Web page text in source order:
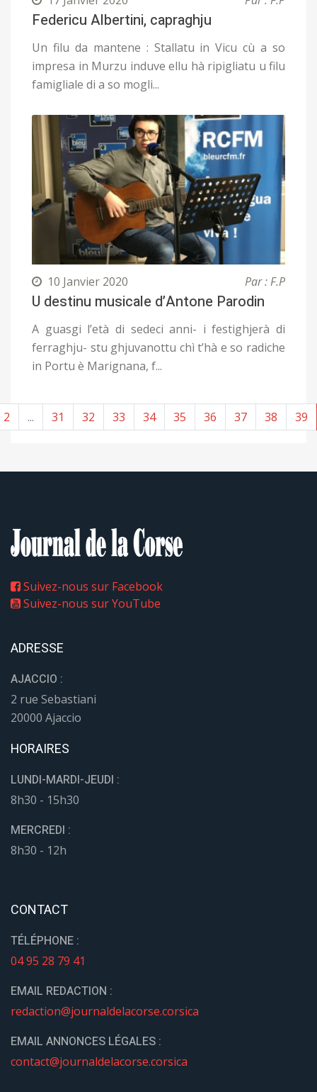
Federicu Albertini, capraghju
Un filu da mantene : Stallatu in Vicu cù a so
impresa in Murzu induve ellu hà ripigliatu u filu
famigliale di a so mogli...
10 Janvier 2020 Par : F.P
U destinu musicale d’Antone Parodin
A guasgi l’età di sedeci anni- i festighjerà di
ferraghju- stu ghjuvanottu chì t’hà e so radiche
in Portu è Marignana, f...
2 ... 31 32 33 34 35 36 37 38 39
Suivez-nous sur Facebook
Suivez-nous sur YouTube
ADRESSE
AJACCIO :
2 rue Sebastiani
20000 Ajaccio
HORAIRES
LUNDI-MARDI-JEUDI :
8h30 - 15h30
MERCREDI :
8h30 - 12h
CONTACT
TÉLÉPHONE :
04 95 28 79 41
EMAIL REDACTION :
redaction@journaldelacorse.corsica
EMAIL ANNONCES LÉGALES :
contact@journaldelacorse.corsica